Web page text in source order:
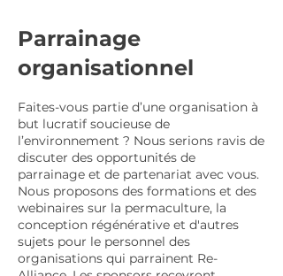
Parrainage
organisationnel
Faites-vous partie d’une organisation à
but lucratif soucieuse de
l’environnement ? Nous serions ravis de
discuter des opportunités de
parrainage et de partenariat avec vous.
Nous proposons des formations et des
webinaires sur la permaculture, la
conception régénérative et d'autres
sujets pour le personnel des
organisations qui parrainent Re-